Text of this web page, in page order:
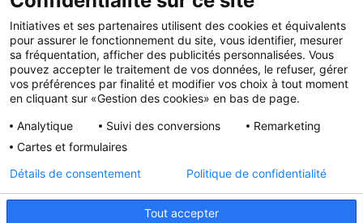
Le Fond’Actions Initiatives
Enquête de satisfaction
Le blog
La newsletter
Commande par référence
Catalogues à télécharger
Panier
La livraison
Le paiement
Services & FAQ
Reprise des invendus
Paiement différé sans frais
100% Satisfait ou Remboursé
Le service Après-Vente
Liens pratiques
© DMP Initiatives 10 avenue Georges Auric - 72021
LE MANS CEDEX 2
Gestion des cookies
Initiatives est le spécialiste français des solutions de
collecte de fonds pour les établissements scolaires
primaires, maternelles, aux collèges et lycées, aux
associations scolaires (APE, APEL, OGEC, sou des écoles,
FSE, coopératives scolaires), aux BTS, aux IUT, aux MFR,
aux IFSI, aux associations sportives (UGSEL, USEP, AS …),
Initiatives et ses partenaires utilisent des cookies et équivalents
pour assurer le fonctionnement du site, vous identifier, mesurer
sa fréquentation, afficher des publicités personnalisées. Vous
pouvez accepter le traitement de vos données, le refuser, gérer
vos préférences par finalité et modifier vos choix à tout moment
en cliquant sur «Gestion des cookies» en bas de page.
Analytique
Suivi des conversions
Remarketing
Cartes et formulaires
Tout accepter
Détails de consentement Politique de confidentialité